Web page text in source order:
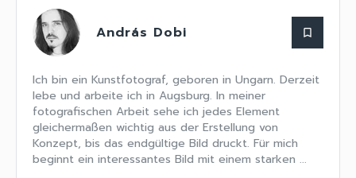
András Dobi bookmark_border
Ich bin ein Kunstfotograf, geboren in Ungarn. Derzeit
lebe und arbeite ich in Augsburg. In meiner
fotografischen Arbeit sehe ich jedes Element
gleichermaßen wichtig aus der Erstellung von
Konzept, bis das endgültige Bild druckt. Für mich
beginnt ein interessantes Bild mit einem starken ...